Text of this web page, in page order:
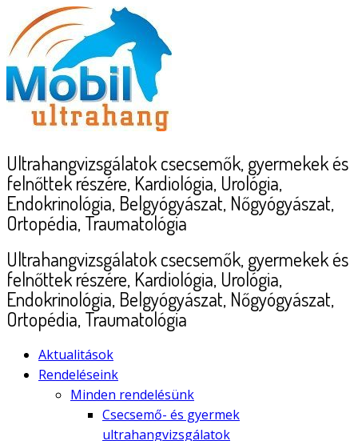
to
content
Ultrahangvizsgálatok csecsemők, gyermekek és
felnőttek részére, Kardiológia, Urológia,
Endokrinológia, Belgyógyászat, Nőgyógyászat,
Ortopédia, Traumatológia
Ultrahangvizsgálatok csecsemők, gyermekek és
felnőttek részére, Kardiológia, Urológia,
Endokrinológia, Belgyógyászat, Nőgyógyászat,
Ortopédia, Traumatológia
Aktualitások
Rendeléseink
Minden rendelésünk
Csecsemő- és gyermek
ultrahangvizsgálatok